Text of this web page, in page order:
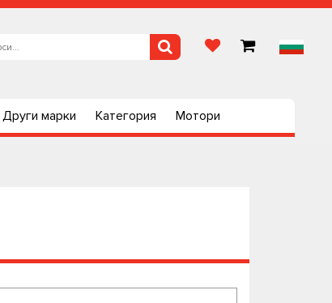
Други марки Категория Мотори